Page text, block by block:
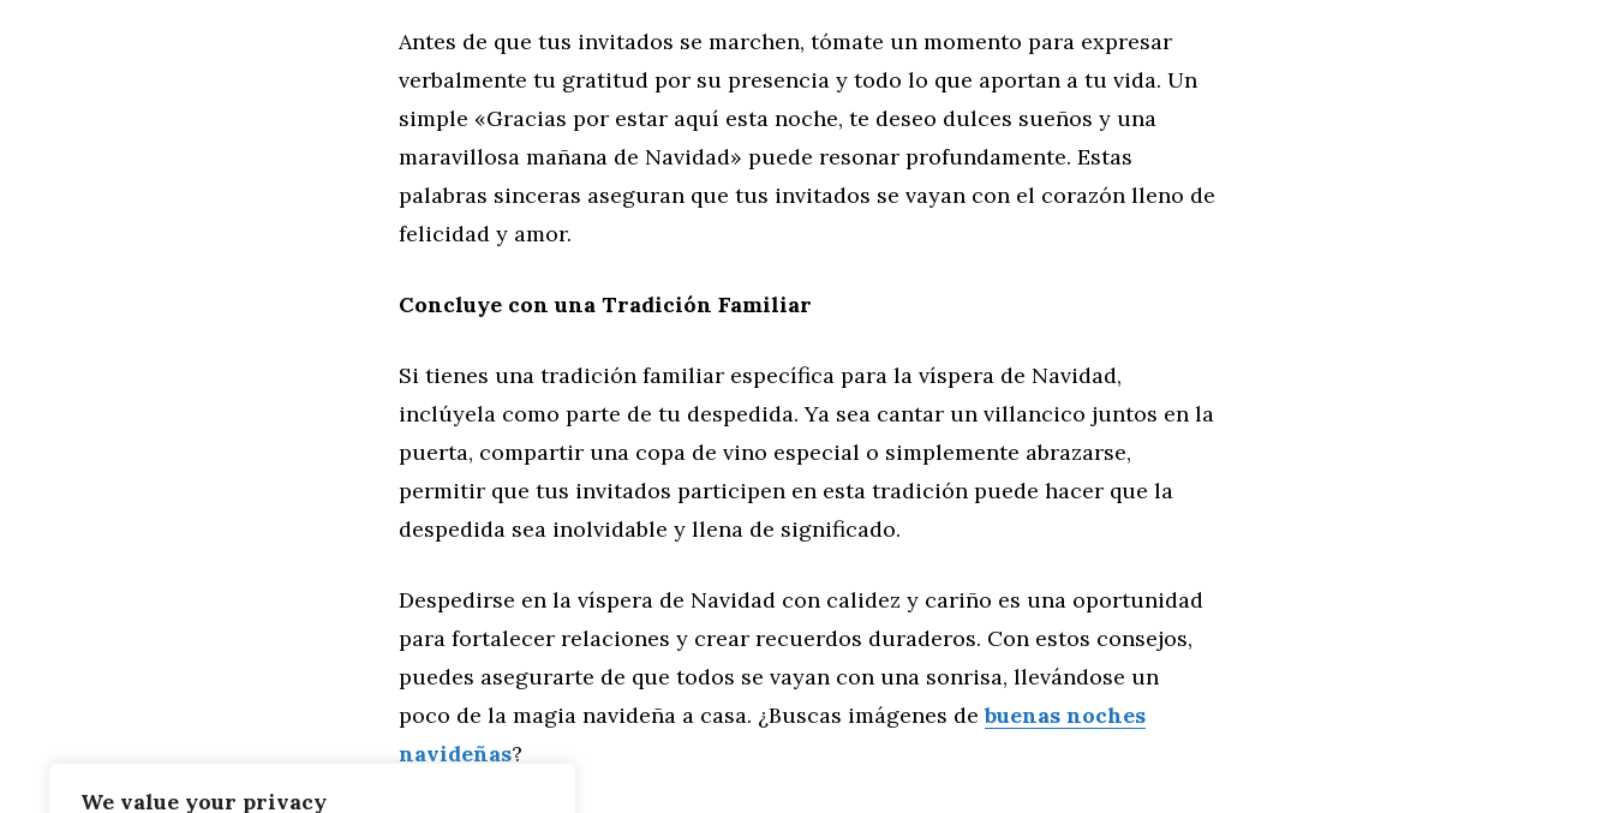
We value your privacy
Antes de que tus invitados se marchen, tómate un momento para expresar
verbalmente tu gratitud por su presencia y todo lo que aportan a tu vida. Un
simple «Gracias por estar aquí esta noche, te deseo dulces sueños y una
maravillosa mañana de Navidad» puede resonar profundamente. Estas
palabras sinceras aseguran que tus invitados se vayan con el corazón lleno de
felicidad y amor.
Concluye con una Tradición Familiar
Si tienes una tradición familiar específica para la víspera de Navidad,
inclúyela como parte de tu despedida. Ya sea cantar un villancico juntos en la
puerta, compartir una copa de vino especial o simplemente abrazarse,
permitir que tus invitados participen en esta tradición puede hacer que la
despedida sea inolvidable y llena de significado.
Despedirse en la víspera de Navidad con calidez y cariño es una oportunidad
para fortalecer relaciones y crear recuerdos duraderos. Con estos consejos,
puedes asegurarte de que todos se vayan con una sonrisa, llevándose un
poco de la magia navideña a casa. ¿Buscas imágenes debuenas noches
navideñas?